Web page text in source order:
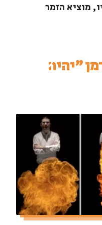
מוציא הזמר
״יהיה